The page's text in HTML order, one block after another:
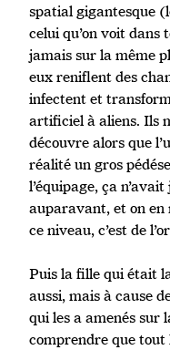
spatial gigantesque
celui qu’on voit dans
jamais sur la même
eux reniflent des
infectent et
artificiel à aliens. Ils
découvre alors que
réalité un gros
l’équipage, ça
auparavant, et on
ce niveau, c’est de
Puis la fille qui était
aussi, mais à cause
qui les a amenés sur
comprendre que tout